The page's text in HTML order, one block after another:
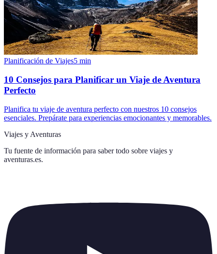
Planificación de Viajes5 min
10 Consejos para Planificar un Viaje de Aventura
Perfecto
Planifica tu viaje de aventura perfecto con nuestros 10 consejos
esenciales. Prepárate para experiencias emocionantes y memorables.
Viajes y Aventuras
Tu fuente de información para saber todo sobre viajes y
aventuras.es.